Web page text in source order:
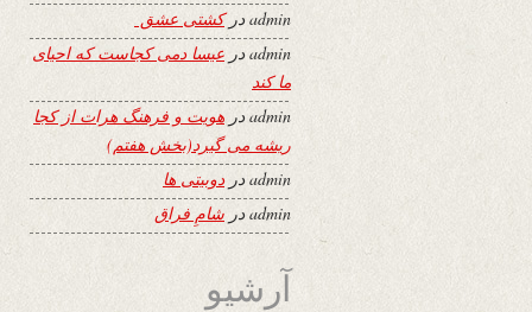
adminدرکشتی عشق
adminدر عیسا دمی کجاست که احیای
ما کند
adminدر هویت و فرهنگ هرات از کجا
ریشه می گیرد(بخش هفتم)
adminدردوبیتی ها
admin در شامِ فراق
آرشیو